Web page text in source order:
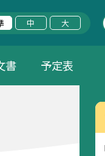
中 大
書 予定表